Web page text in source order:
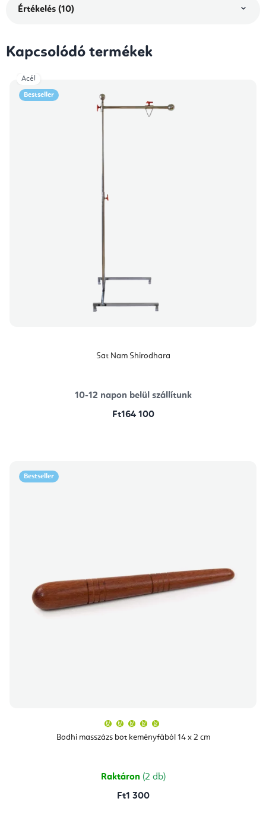
Értékelés (10)
Kapcsolódó termékek
Bestseller
Sat Nam Shirodhara
10-12 napon belül szállítunk
Ft164 100
Acél
Bestseller
Bodhi masszázs bot keményfából 14 x 2 cm
átlagos
értékelése
csillag.
Raktáron (2 db)
Ft1 300